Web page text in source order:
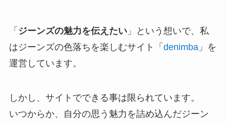
「 ジーンズの魅力を伝えたい」という想いで、私
はジーンズの色落ちを楽しむサイト「 denimba」を
運営しています。
しかし、サイトでできる事は限られています。
いつからか、自分の思う魅力を詰め込んだジーン